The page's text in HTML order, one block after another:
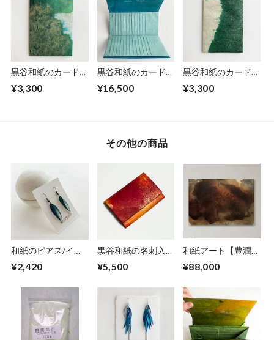
黒谷和紙のカードホ
No.1
¥3,300
黒谷和紙のカードホ
¥16,500
黒谷和紙のカードホ
¥3,300
その他の商品
和紙のピアス/イヤ
S
¥2,420
黒谷和紙の名刺入れ
¥5,500
和紙アート【豊潤】
2
¥88,000